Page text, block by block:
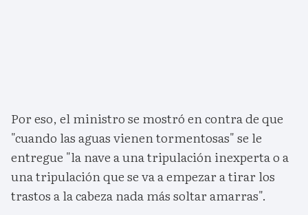
Por eso, el ministro se mostró en contra de que
"cuando las aguas vienen tormentosas" se le
entregue "la nave a una tripulación inexperta o a
una tripulación que se va a empezar a tirar los
trastos a la cabeza nada más soltar amarras".